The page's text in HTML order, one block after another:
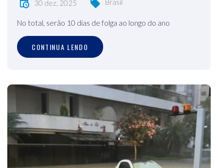
30 dez, 2025 Brasil
No total, serão 10 dias de folga ao longo do ano
CONTINUA LENDO